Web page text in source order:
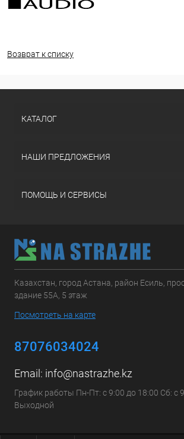
Возврат к списку
КАТАЛОГ
НАШИ ПРЕДЛОЖЕНИЯ
ПОМОЩЬ И СЕРВИСЫ
Казахстан, город Астана, район Есиль,
здание 55А, 5 этаж
Посмотреть на карте
87076034024
Email: info@nastrazhe.kz
График работы Пн-Пт: с 9:00 до 18:00 Сб: с
Выходной